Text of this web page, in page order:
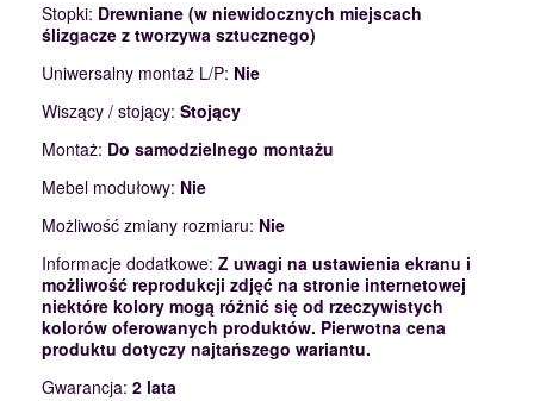
Stopki: Drewniane (w niewidocznych miejscach
ślizgacze z tworzywa sztucznego)
Uniwersalny montaż L/P: Nie
Wiszący / stojący: Stojący
Montaż: Do samodzielnego montażu
Mebel modułowy: Nie
Możliwość zmiany rozmiaru: Nie
Informacje dodatkowe: Z uwagi na ustawienia ekranu i
możliwość reprodukcji zdjęć na stronie internetowej
niektóre kolory mogą różnić się od rzeczywistych
kolorów oferowanych produktów. Pierwotna cena
produktu dotyczy najtańszego wariantu.
Gwarancja: 2 lata